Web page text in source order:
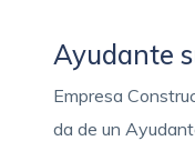
Ayudante
Empresa
da de un